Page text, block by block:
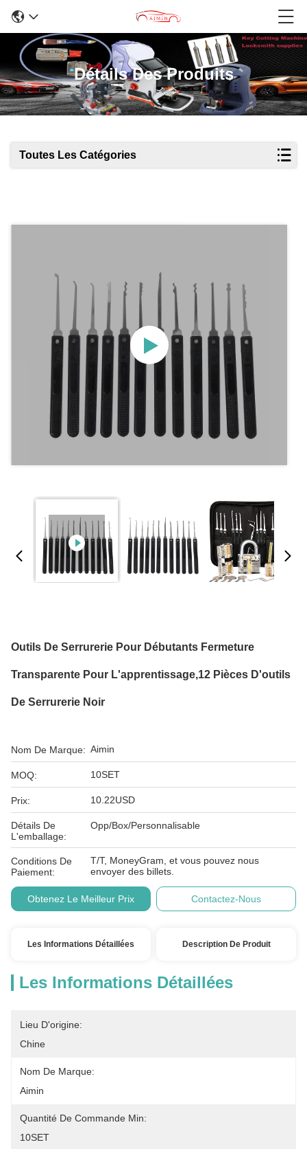
Détails Des Produits
Toutes Les Catégories
Outils De Serrurerie Pour Débutants Fermeture
Transparente Pour L'apprentissage,12 Pièces D'outils
De Serrurerie Noir
Nom De Marque: Aimin
MOQ: 10SET
Prix: 10.22USD
Détails De
L'emballage:
Opp/Box/Personnalisable
Conditions De
Paiement:
T/T, MoneyGram, et vous pouvez nous
envoyer des billets.
Obtenez Le Meilleur Prix Contactez-Nous
Les Informations Détaillées Description De Produit
Les Informations Détaillées
Lieu D'origine:
Chine
Nom De Marque:
Aimin
Quantité De Commande Min:
10SET